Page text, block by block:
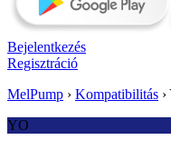
Bejelentkezés
Regisztráció
MelPump › Kompatibilitás ›
YO